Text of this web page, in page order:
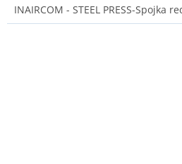
INAIRCOM - STEEL PRESS-Spojka